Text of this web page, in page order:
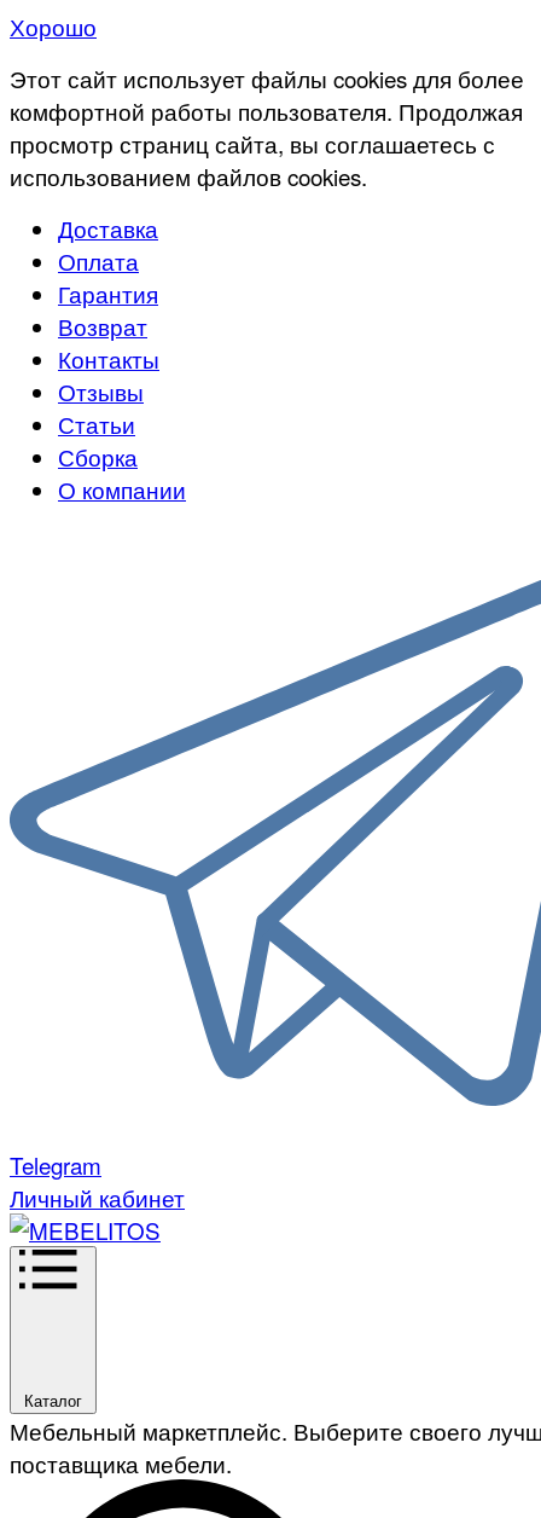
Хорошо
Этот сайт использует файлы cookies для более
комфортной работы пользователя. Продолжая
просмотр страниц сайта, вы соглашаетесь с
использованием файлов cookies.
Доставка
Оплата
Гарантия
Возврат
Контакты
Отзывы
Статьи
Сборка
О компании
Telegram
Личный кабинет
Каталог
Мебельный маркетплейс. Выберите своего
поставщика мебели.